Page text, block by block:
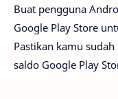
Buat pengguna
Google Play Store
Pastikan kamu
saldo Google Play